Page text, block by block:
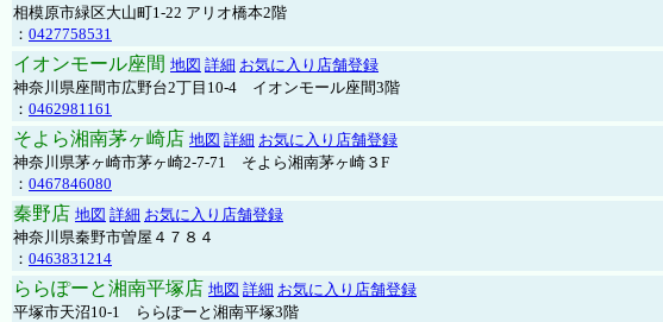
相模原市緑区大山町1-22 アリオ橋本2階
： 0427758531
イオンモール座間 地図 詳細 お気に入り店舗登録
神奈川県座間市広野台2丁目10-4 イオンモール座間3階
： 0462981161
そよら湘南茅ヶ崎店 地図 詳細 お気に入り店舗登録
神奈川県茅ヶ崎市茅ヶ崎2‐7‐71 そよら湘南茅ヶ崎３F
： 0467846080
秦野店 地図 詳細 お気に入り店舗登録
神奈川県秦野市曽屋４７８４
： 0463831214
ららぽーと湘南平塚店 地図 詳細 お気に入り店舗登録
平塚市天沼10-1 ららぽーと湘南平塚3階